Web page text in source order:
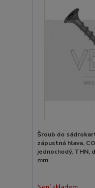
Šroub do
zápustná hlava,
jednochodý, THN,
mm